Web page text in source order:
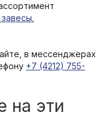
в мессенджерах
+7 (4212) 755-
на эти